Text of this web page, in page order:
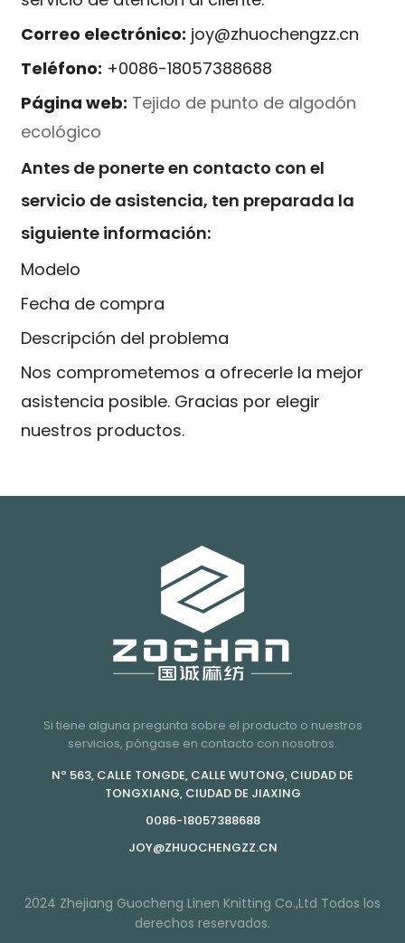
Correo electrónico: joy@zhuochengzz.cn
Teléfono: +0086-18057388688
Página web: Tejido de punto de algodón
ecológico
Antes de ponerte en contacto con el
servicio de asistencia, ten preparada la
siguiente información:
Modelo
Fecha de compra
Descripción del problema
Nos comprometemos a ofrecerle la mejor
asistencia posible. Gracias por elegir
nuestros productos.
Si tiene alguna pregunta sobre el producto o nuestros
servicios, póngase en contacto con nosotros.
Nº 563, CALLE TONGDE, CALLE WUTONG, CIUDAD DE
TONGXIANG, CIUDAD DE JIAXING
0086-18057388688
JOY@ZHUOCHENGZZ.CN
2024 Zhejiang Guocheng Linen Knitting Co.,Ltd Todos los
derechos reservados.